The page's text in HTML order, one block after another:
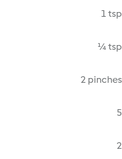
1 tsp
¼ tsp
2 pinches
5
2